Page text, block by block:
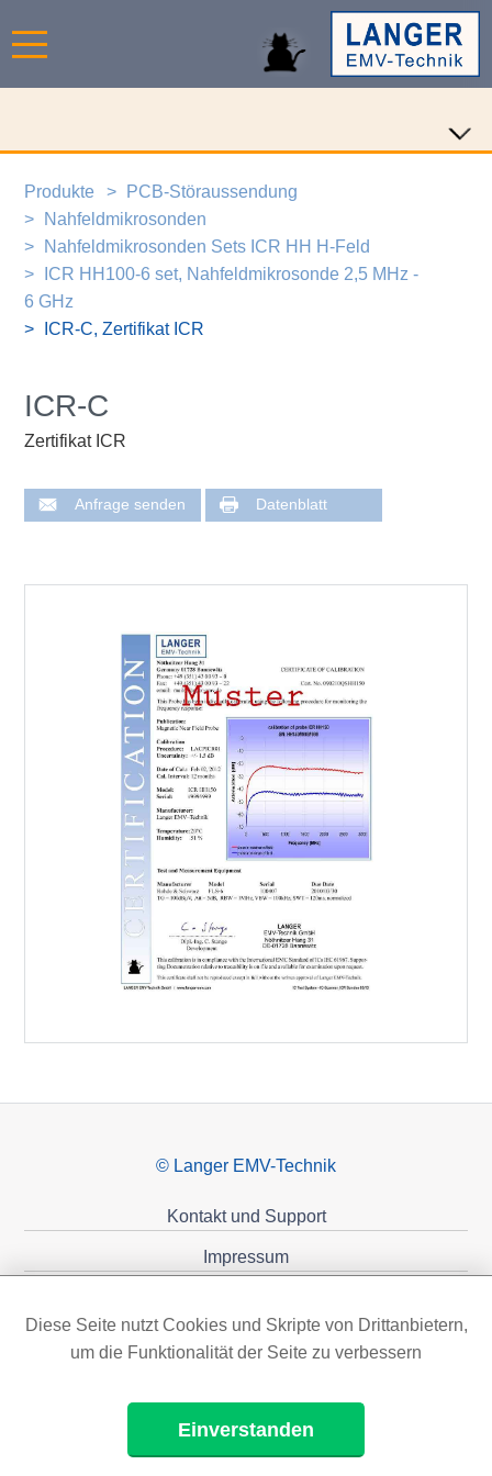
Produkte
PCB-Störaussendung
Nahfeldmikrosonden
Nahfeldmikrosonden Sets ICR HH H-Feld
ICR HH100-6 set, Nahfeldmikrosonde 2,5 MHz -
6 GHz
ICR-C, Zertifikat ICR
ICR-C
Zertifikat ICR
Anfrage senden Datenblatt
© Langer EMV-Technik
Kontakt und Support
Impressum
Diese Seite nutzt Cookies und Skripte von Drittanbietern,
um die Funktionalität der Seite zu verbessern
Einverstanden